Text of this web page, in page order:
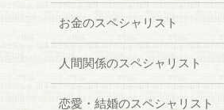
お金のスペシャリスト
人間関係のスペシャリスト
恋愛・結婚のスペシャリスト